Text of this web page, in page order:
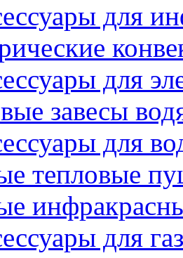
для
для
завесы
для
тепловые
для